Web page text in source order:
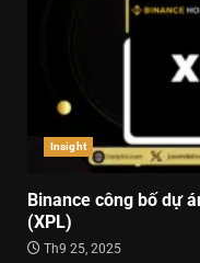
Insight
Binance công bố dự
(XPL)
Th9 25, 2025